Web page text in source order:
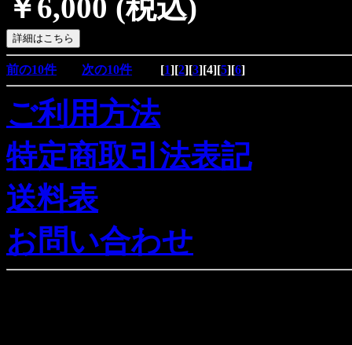
￥6,000 (税込)
前の10件 次の10件[1][2][3][4][5][6]
ご利用方法
特定商取引法表記
送料表
お問い合わせ